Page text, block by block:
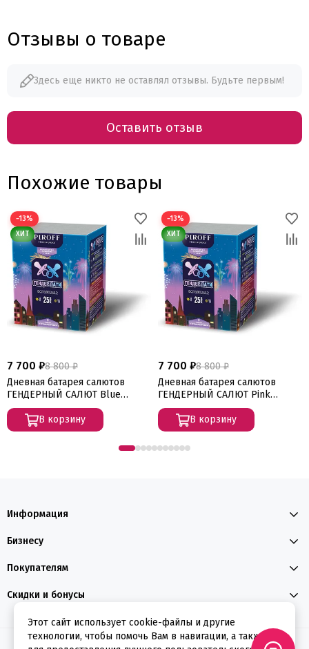
Отзывы о товаре
Здесь еще никто не оставлял отзывы. Будьте первым!
Оставить отзыв
Похожие товары
−13%
7 700 ₽8 800 ₽
Дневная батарея салютов
ГЕНДЕРНЫЙ САЛЮТ Blue
(25/1,2) БСП1302512 (B)
В корзину
−13%
7 700 ₽8 800 ₽
Дневная батарея салютов
ГЕНДЕРНЫЙ САЛЮТ Pink
(25/1,2) БСП1302512 (P)
В корзину
Информация
Бизнесу
Покупателям
Скидки и бонусы
Этот сайт использует cookie-файлы и другие
технологии, чтобы помочь Вам в навигации, а также